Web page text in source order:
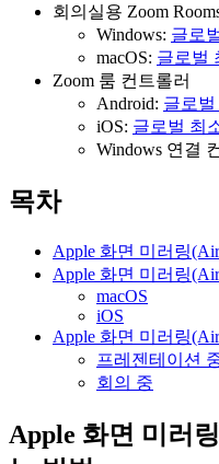
회의실용 Zoom
Windows: 글로
macOS: 글로벌
Zoom 룸 컨트롤러
Android: 글로벌
iOS: 글로벌 최
Windows 연결
목차
Apple 화면 미러링
Apple 화면 미러링
macOS
iOS
Apple 화면 미러링
프레젠테이션
회의 중
Apple 화면 미러